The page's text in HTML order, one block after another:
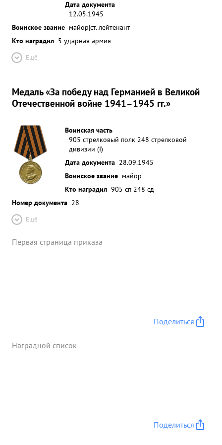
Дата документа
12.05.1945
Воинское звание майор|ст. лейтенант
Кто наградил 5 ударная армия
Ещё
Медаль «За победу над Германией в Великой
Отечественной войне 1941–1945 гг.»
Воинская часть
905 стрелковый полк 248 стрелковой
дивизии (I)
Дата документа 28.09.1945
Воинское звание майор
Кто наградил 905 сп 248 сд
Номер документа 28
Ещё
Первая страница приказа
Поделиться
Наградной список
Поделиться